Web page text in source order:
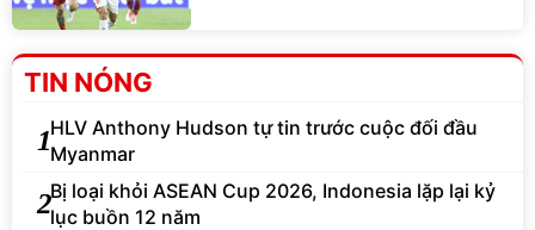
TIN NÓNG
1HLV Anthony Hudson tự tin trước cuộc đối đầu
Myanmar
2Bị loại khỏi ASEAN Cup 2026, Indonesia lặp lại kỷ
lục buồn 12 năm